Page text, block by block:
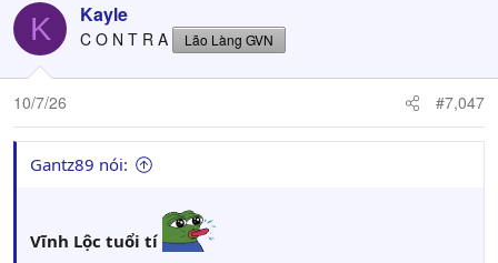
K Kayle
C O N T R A Lão Làng GVN
10/7/26 #7,047
Gantz89 nói:
Vĩnh Lộc tuổi tí